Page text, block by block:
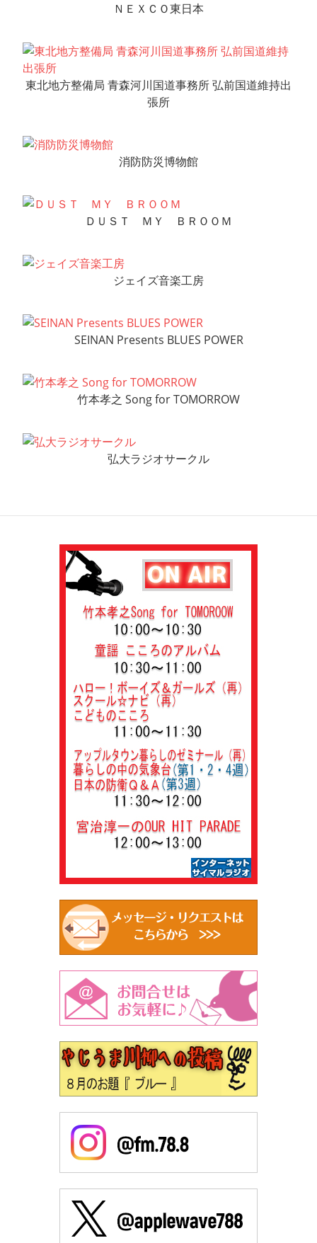
ＮＥＸＣＯ東日本
東北地方整備局 青森河川国道事務所 弘前国道維持出
張所
消防防災博物館
ＤＵＳＴ ＭＹ ＢＲＯＯＭ
ジェイズ音楽工房
SEINAN Presents BLUES POWER
竹本孝之 Song for TOMORROW
弘大ラジオサークル